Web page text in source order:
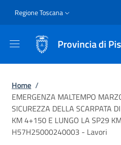
Slim
Regione Toscana
Provincia di
Briciole di pane
Home /
EMERGENZA MALTEMPO
SICUREZZA DELLA SCARPATA
KM 4+150 E LUNGO LA SP29
H57H25000240003 - Lavori